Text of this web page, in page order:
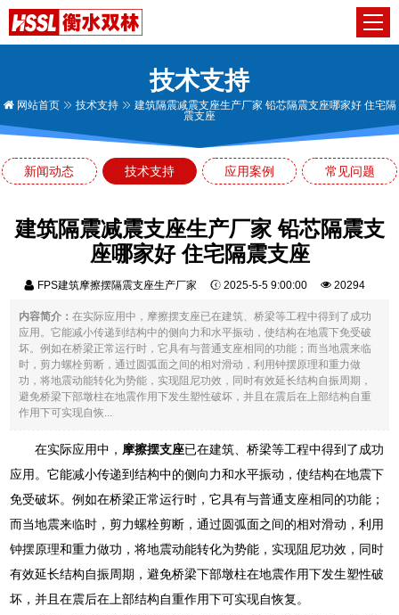
技术支持
网站首页 技术支持
建筑隔震减震支座生产厂家 铅芯隔震支座哪家好 住宅隔
震支座
新闻动态 技术支持 应用案例 常见问题
建筑隔震减震支座生产厂家 铅芯隔震支
座哪家好 住宅隔震支座
FPS建筑摩擦摆隔震支座生产厂家 2025-5-5 9:00:00 20294
内容简介：在实际应用中，摩擦摆支座已在建筑、桥梁等工程中得到了成功
应用。它能减小传递到结构中的侧向力和水平振动，使结构在地震下免受破
坏。例如在桥梁正常运行时，它具有与普通支座相同的功能；而当地震来临
时，剪力螺栓剪断，通过圆弧面之间的相对滑动，利用钟摆原理和重力做
功，将地震动能转化为势能，实现阻尼功效，同时有效延长结构自振周期，
避免桥梁下部墩柱在地震作用下发生塑性破坏，并且在震后在上部结构自重
作用下可实现自恢...
在实际应用中， 摩擦摆支座已在建筑、桥梁等工程中得到了成功
应用。它能减小传递到结构中的侧向力和水平振动，使结构在地震下
免受破坏。例如在桥梁正常运行时，它具有与普通支座相同的功能；
而当地震来临时，剪力螺栓剪断，通过圆弧面之间的相对滑动，利用
钟摆原理和重力做功，将地震动能转化为势能，实现阻尼功效，同时
有效延长结构自振周期，避免桥梁下部墩柱在地震作用下发生塑性破
坏，并且在震后在上部结构自重作用下可实现自恢复。